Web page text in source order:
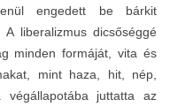
engedett be bárkit
liberalizmus dicsőséggé
minden formáját, vita és
mint haza, hit, nép,
végállapotába juttatta az